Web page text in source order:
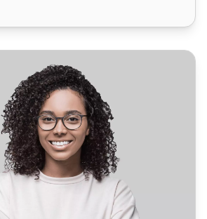
автомобилната индустрия